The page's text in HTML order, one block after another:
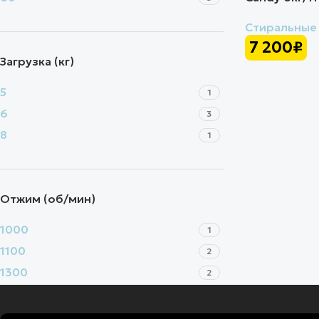
Загрузка (кг)
5 1
6 3
8 1
Отжим (об/мин)
1000 1
1100 2
1300 2
7 200₽